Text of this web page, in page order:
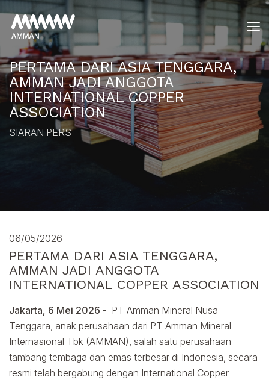
PERTAMA DARI ASIA TENGGARA,
AMMAN JADI ANGGOTA
INTERNATIONAL COPPER
ASSOCIATION
SIARAN PERS
06/05/2026
PERTAMA DARI ASIA TENGGARA,
AMMAN JADI ANGGOTA
INTERNATIONAL COPPER ASSOCIATION
Jakarta, 6 Mei 2026 - PT Amman Mineral Nusa
Tenggara, anak perusahaan dari PT Amman Mineral
Internasional Tbk (AMMAN), salah satu perusahaan
tambang tembaga dan emas terbesar di Indonesia, secara
resmi telah bergabung dengan International Copper